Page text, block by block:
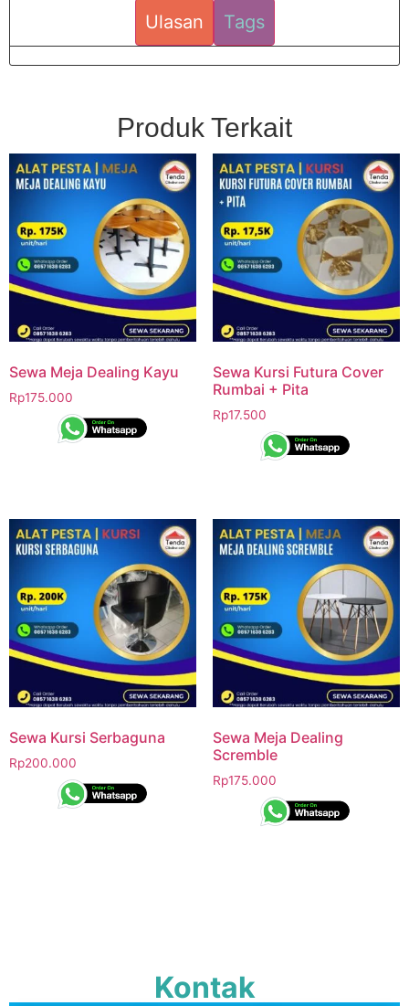
Ulasan Tags
Produk Terkait
Sewa Meja Dealing Kayu
Rp175.000
Sewa Kursi Futura Cover
Rumbai + Pita
Rp17.500
Sewa Kursi Serbaguna
Rp200.000
Sewa Meja Dealing
Scremble
Rp175.000
Kontak